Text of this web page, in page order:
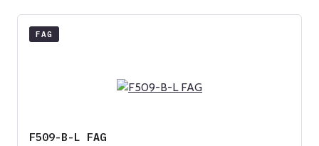
FAG
F509-B-L FAG